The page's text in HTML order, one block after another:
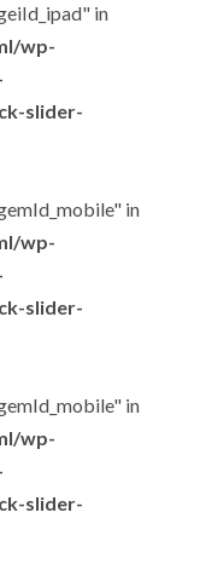
in
wp-
slider-
in
wp-
slider-
in
wp-
slider-